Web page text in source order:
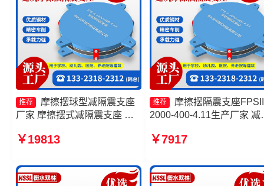
推荐
摩擦摆球型减隔震支座
厂家 摩擦摆式减隔震支座 摩
350-3.81 建筑摩擦隔震支座生
￥19813
推荐
摩擦摆隔震支座
2000-400-4.11生产厂家 减
隔震支座FPSII-5000-300-
FPSII-5000-400-4.11生产
家
￥7917